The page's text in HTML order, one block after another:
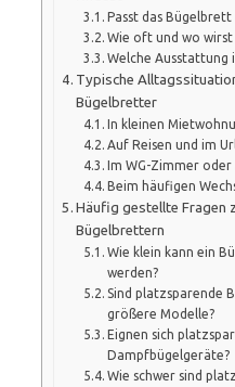
Passt das Bügelbrett
Wie oft und wo wirst
Welche Ausstattung
Typische
Bügelbretter
In kleinen
Auf Reisen und im
Im WG-Zimmer
Beim häufigen
Häufig gestellte Fragen
Bügelbrettern
Wie klein kann ein
werden?
Sind platzsparende
größere Modelle?
Eignen sich
Dampfbügelgeräte?
Wie schwer sind